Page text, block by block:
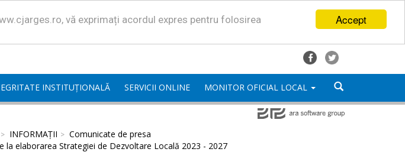
Accept
vă exprimați acordul expres pentru folosirea
INSTITUȚIONALĂ SERVICII ONLINE MONITOR OFICIAL LOCAL
INFORMAȚII
Comunicate de presa
la elaborarea Strategiei de Dezvoltare Locală 2023 - 2027